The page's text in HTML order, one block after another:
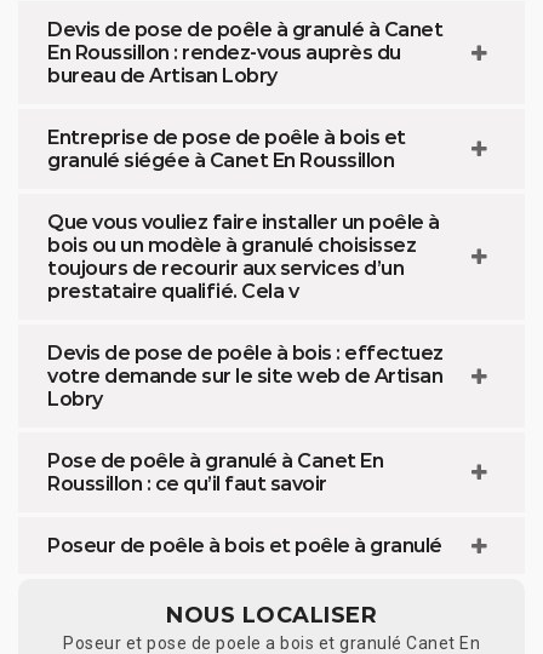
Devis de pose de poêle à granulé à Canet
En Roussillon : rendez-vous auprès du
bureau de Artisan Lobry
Entreprise de pose de poêle à bois et
granulé siégée à Canet En Roussillon
Que vous vouliez faire installer un poêle à
bois ou un modèle à granulé choisissez
toujours de recourir aux services d’un
prestataire qualifié. Cela v
Devis de pose de poêle à bois : effectuez
votre demande sur le site web de Artisan
Lobry
Pose de poêle à granulé à Canet En
Roussillon : ce qu’il faut savoir
Poseur de poêle à bois et poêle à granulé
NOUS LOCALISER
Poseur et pose de poele a bois et granulé Canet En